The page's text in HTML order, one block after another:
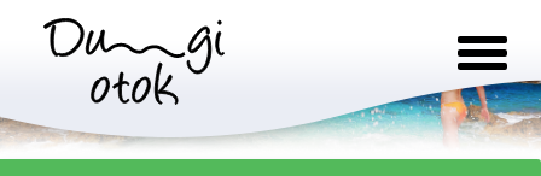
Salta al contenuto